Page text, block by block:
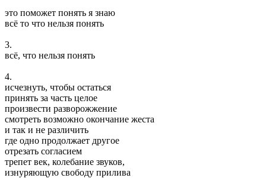
это поможет понять я знаю
всё то что нельзя понять
3.
всё, что нельзя понять
4.
исчезнуть, чтобы остаться
принять за часть целое
произвести разворожжение
смотреть возможно окончание жеста
и так и не различить
где одно продолжает другое
отрезать согласием
трепет век, колебание звуков,
изнуряющую свободу прилива